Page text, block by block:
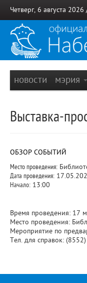
Четверг, 6 августа 2026
новости мэрия
Выставка-
ОБЗОР СОБЫТИЙ
Место проведения:
Дата проведения:
Начало: 13:00
Время проведения: 17
Место проведения:
Мероприятие по
Тел. для справок: